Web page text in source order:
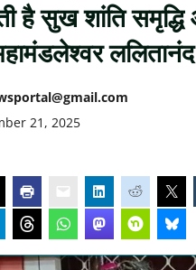
है सुख शांति
ललितानंद
21, 2025